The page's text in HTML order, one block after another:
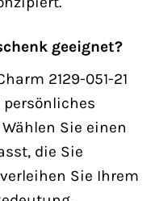
geeignet?
2129-051-21
Sie einen
die Sie
Sie Ihrem